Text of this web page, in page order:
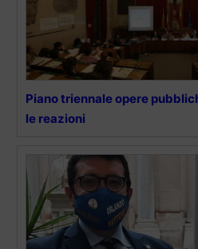
Piano triennale opere
le reazioni